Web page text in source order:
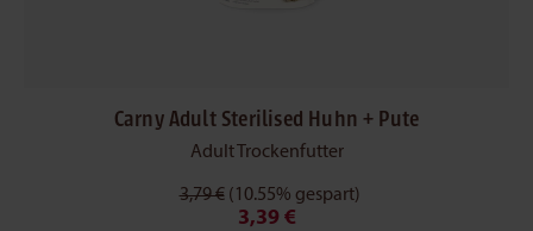
Carny Adult Sterilised Huhn + Pute
Adult Trockenfutter
3,79 € (10.55% gespart)
3,39 €